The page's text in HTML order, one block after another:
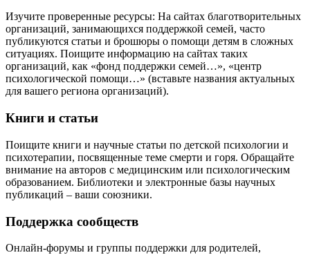
Изучите проверенные ресурсы: На сайтах благотворительных
организаций, занимающихся поддержкой семей, часто
публикуются статьи и брошюры о помощи детям в сложных
ситуациях. Поищите информацию на сайтах таких
организаций, как «фонд поддержки семей…», «центр
психологической помощи…» (вставьте названия актуальных
для вашего региона организаций).
Книги и статьи
Поищите книги и научные статьи по детской психологии и
психотерапии, посвященные теме смерти и горя. Обращайте
внимание на авторов с медицинским или психологическим
образованием. Библиотеки и электронные базы научных
публикаций – ваши союзники.
Поддержка сообществ
Онлайн-форумы и группы поддержки для родителей,